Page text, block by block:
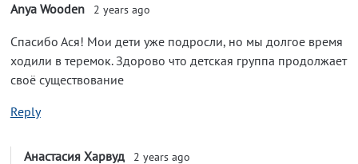
Anya Wooden 2 years ago
Спасибо Ася! Мои дети уже подросли, но мы долгое время
ходили в теремок. Здорово что детская группа продолжает
своё существование
Reply
Анастасия Харвуд 2 years ago